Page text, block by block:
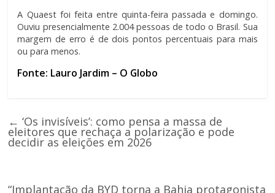
A Quaest foi feita entre quinta-feira passada e domingo.
Ouviu presencialmente 2.004 pessoas de todo o Brasil. Sua
margem de erro é de dois pontos percentuais para mais
ou para menos.
Fonte: Lauro Jardim – O Globo
← ‘Os invisíveis’: como pensa a massa de
eleitores que rechaça a polarização e pode
decidir as eleições em 2026
“Implantação da BYD torna a Bahia protagonista